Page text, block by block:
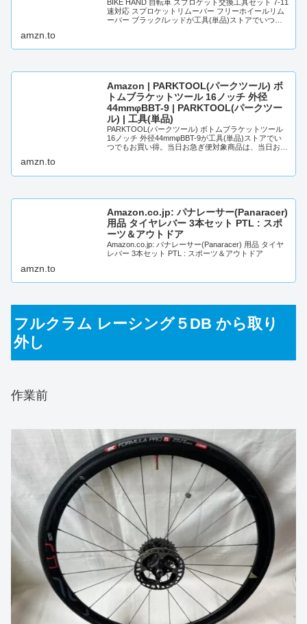
BIKE HAND 自転車 スプロケット交換工具セット 7-11
速対応 スプロケットリムーバー フリーホイールリム
ーバー ブラック/レッドが工具(単品)ストアでいつで
amzn.to
Amazon | PARKTOOL(パークツール) ボ
トムブラケットツール 16ノッチ 外径
44mmφBBT-9 | PARKTOOL(パークツー
ル) | 工具(単品)
PARKTOOL(パークツール) ボトムブラケットツール
16ノッチ 外径44mmφBBT-9が工具(単品)ストアでい
つでもお買い得。当日お急ぎ便対象商品は、当日お届
amzn.to
Amazon.co.jp: パナレーサー(Panaracer)
用品 タイヤレバー 3本セット PTL : スポ
ーツ＆アウトドア
Amazon.co.jp: パナレーサー(Panaracer) 用品 タイヤ
レバー 3本セット PTL : スポーツ＆アウトドア
amzn.to
フルクラム レーシング５DB から取り
外し
作業前